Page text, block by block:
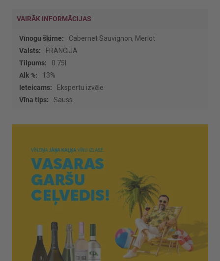
VAIRĀK INFORMĀCIJAS
Vairāk
informācijas
Cabernet Sauvignon, Merlot
FRANCIJA
0.75l
13%
Ekspertu izvēle
Sauss